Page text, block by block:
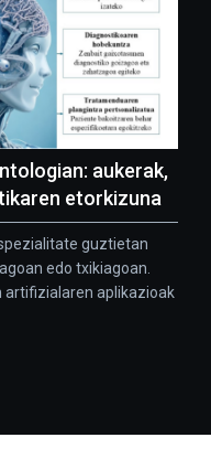
aukerak,
etorkizuna
guztietan
edo txikiagoan.
artifizialaren aplikazioak